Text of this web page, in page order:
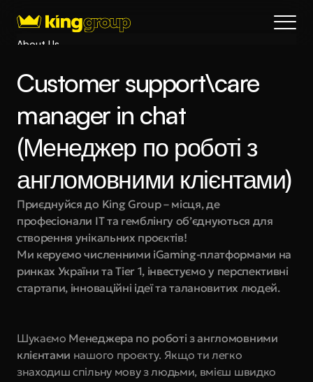
About Us
Services
Coming Soon
King Interns
404
Book a call
Customer support\care
manager in chat
(Менеджер по роботі з
англомовними клієнтами)
Приєднуйся до King Group – місця, де
професіонали IT та гемблінгу об’єднуються для
створення унікальних проєктів!
Ми керуємо численними iGaming-платформами на
ринках України та Tier 1, інвестуємо у перспективні
стартапи, інноваційні ідеї та талановитих людей.
Шукаємо Менеджера по роботі з англомовними
клієнтами нашого проєкту. Якщо ти легко
знаходиш спільну мову з людьми, вмієш швидко